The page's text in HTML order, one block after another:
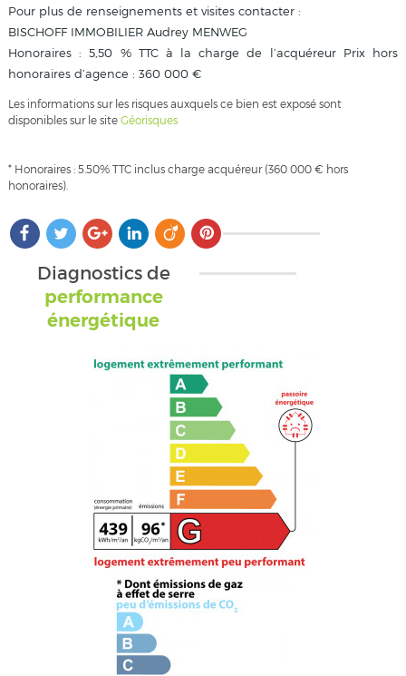
Pour plus de renseignements et visites contacter :
BISCHOFF IMMOBILIER Audrey MENWEG
Honoraires : 5,50 % TTC à la charge de l’acquéreur Prix hors
honoraires d’agence : 360 000 €
Les informations sur les risques auxquels ce bien est exposé sont
disponibles sur le site Géorisques
* Honoraires : 5.50% TTC inclus charge acquéreur (360 000 € hors
honoraires).
Diagnostics de
performance
énergétique